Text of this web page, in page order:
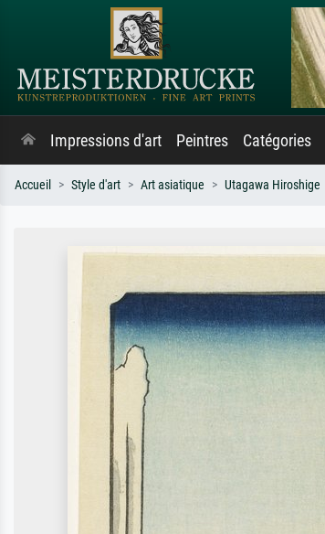
Impressions d'art Peintres Catégories
Accueil Style d'art Art asiatique Utagawa Hiroshige